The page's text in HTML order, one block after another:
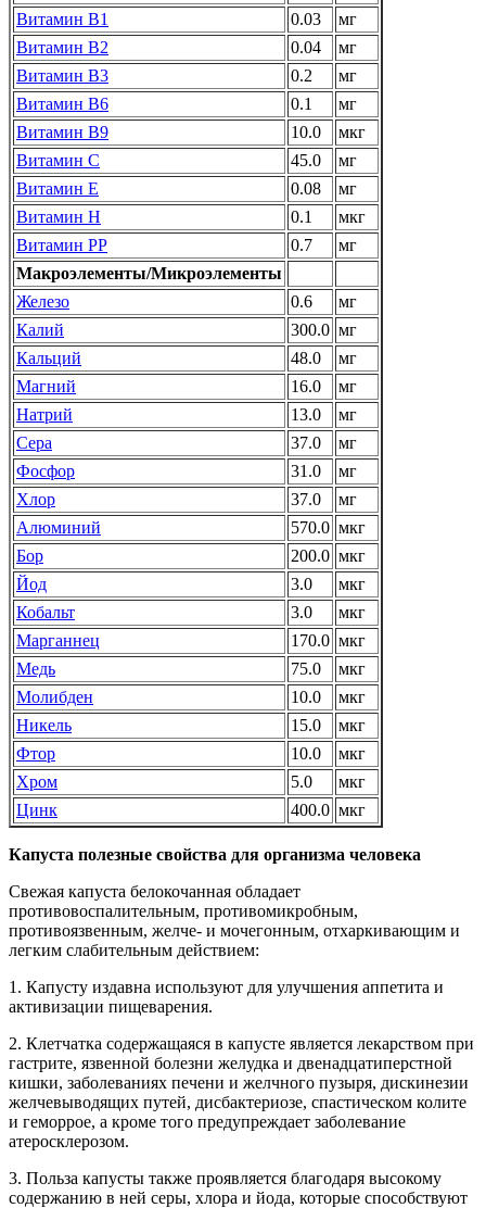
Витамин B1
0.03
мг
Витамин В2
0.04
мг
Витамин В3
0.2
мг
Витамин В6
0.1
мг
Витамин В9
10.0
мкг
Витамин C
45.0
мг
Витамин Е
0.08
мг
Витамин Н
0.1
мкг
Витамин PP
0.7
мг
Макроэлементы/Микроэлементы
Железо
0.6
мг
Калий
300.0 мг
Кальций
48.0
мг
Магний
16.0
мг
Натрий
13.0
мг
Сера
37.0
мг
Фосфор
31.0
мг
Хлор
37.0
мг
Алюминий
570.0 мкг
Бор
200.0 мкг
Йод
3.0
мкг
Кобальт
3.0
мкг
Марганнец
170.0 мкг
Медь
75.0
мкг
Молибден
10.0
мкг
Никель
15.0
мкг
Фтор
10.0
мкг
Хром
5.0
мкг
Цинк
400.0 мкг
Капуста полезные свойства для организма человека
Свежая капуста белокочанная обладает
противовоспалительным, противомикробным,
противоязвенным, желче- и мочегонным, отхаркивающим и
легким слабительным действием:
1. Капусту издавна используют для улучшения аппетита и
активизации пищеварения.
2. Клетчатка содержащаяся в капусте является лекарством при
гастрите, язвенной болезни желудка и двенадцатиперстной
кишки, заболеваниях печени и желчного пузыря, дискинезии
желчевыводящих путей, дисбактериозе, спастическом колите
и геморрое, а кроме того предупреждает заболевание
атеросклерозом.
3. Польза капусты также проявляется благодаря высокому
содержанию в ней серы, хлора и йода, которые способствуют